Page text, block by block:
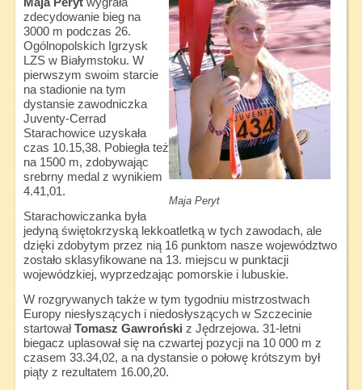
Maja Peryt
zdecydowanie bieg na
3000 m podczas 26.
Ogólnopolskich Igrzysk
LZS w Białymstoku. W
pierwszym swoim starcie
na stadionie na tym
dystansie zawodniczka
Juventy-Cerrad
Starachowice uzyskała
czas 10.15,38. Pobiegła też
na 1500 m, zdobywając
srebrny medal z wynikiem
4.41,01.
Starachowiczanka była
jedyną świętokrzyską lekkoatletką w tych zawodach, ale
dzięki zdobytym przez nią 16 punktom nasze województwo
zostało sklasyfikowane na 13. miejscu w punktacji
wojewódzkiej, wyprzedzając pomorskie i lubuskie.
W rozgrywanych także w tym tygodniu mistrzostwach
Europy niesłyszących i niedosłyszących w Szczecinie
startowałTomasz Gawroński z Jędrzejowa. 31-letni
biegacz uplasował się na czwartej pozycji na 10 000 m z
czasem 33.34,02, a na dystansie o połowę krótszym był
piąty z rezultatem 16.00,20.